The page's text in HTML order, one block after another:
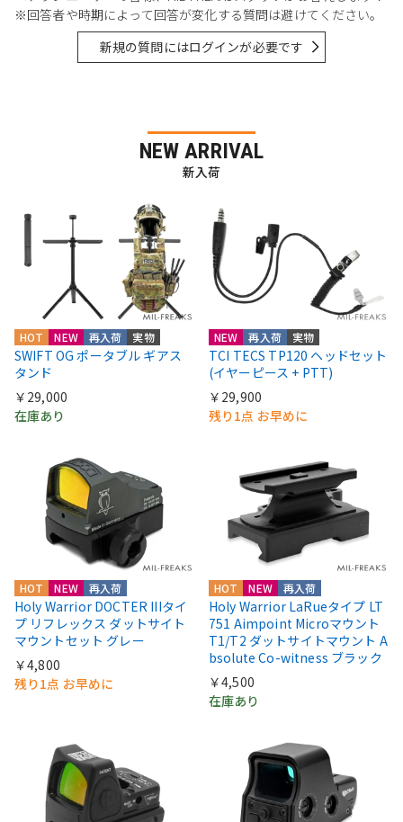
※回答者や時期によって回答が変化する質問は避けてください。
新規の質問にはログインが必要です
NEW ARRIVAL
新入荷
HOT NEW 再入荷 実物
SWIFT OG ポータブル ギアス
タンド
￥29,000
在庫あり
NEW 再入荷 実物
TCI TECS TP120 ヘッドセット
(イヤーピース + PTT)
￥29,900
残り1点 お早めに
HOT NEW 再入荷
Holy Warrior DOCTER IIIタイ
プ リフレックス ダットサイト
マウントセット グレー
￥4,800
残り1点 お早めに
HOT NEW 再入荷
Holy Warrior LaRueタイプ LT
751 Aimpoint Microマウント
T1/T2 ダットサイトマウント A
bsolute Co-witness ブラック
￥4,500
在庫あり